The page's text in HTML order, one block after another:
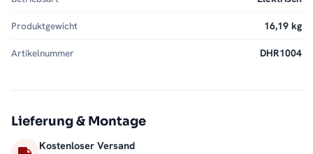
Produktgewicht 16,19 kg
Artikelnummer DHR1004
Lieferung & Montage
Kostenloser Versand